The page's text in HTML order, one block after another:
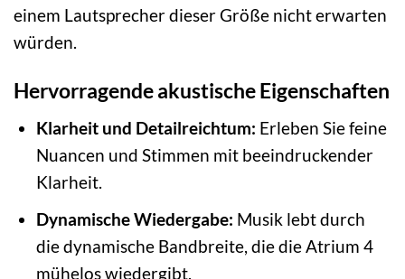
einem Lautsprecher dieser Größe nicht erwarten
würden.
Hervorragende akustische Eigenschaften
Klarheit und Detailreichtum: Erleben Sie feine
Nuancen und Stimmen mit beeindruckender
Klarheit.
Dynamische Wiedergabe: Musik lebt durch
die dynamische Bandbreite, die die Atrium 4
mühelos wiedergibt.